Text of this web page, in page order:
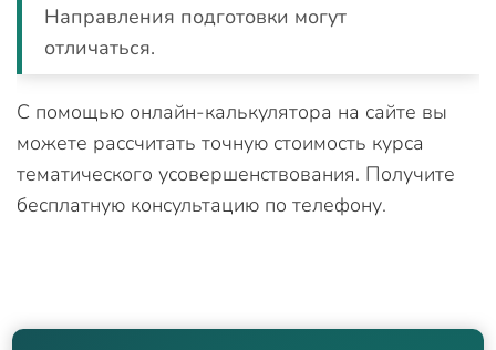
Направления подготовки могут
отличаться.
С помощью онлайн-калькулятора на сайте вы
можете рассчитать точную стоимость курса
тематического усовершенствования. Получите
бесплатную консультацию по телефону.